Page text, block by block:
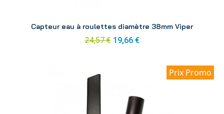
Capteur eau à roulettes diamètre 38mm Viper
24,57 € 19,66 €
Prix Promo